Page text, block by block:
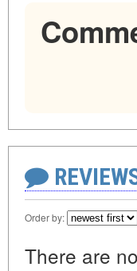
Order by:
There are